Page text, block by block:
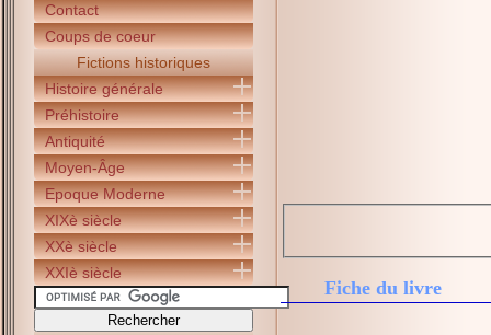
Contact
Coups de coeur
Fictions historiques
Histoire générale
Préhistoire
Antiquité
Moyen-Âge
Epoque Moderne
XIXè siècle
XXè siècle
XXIè siècle
Fiche du livre